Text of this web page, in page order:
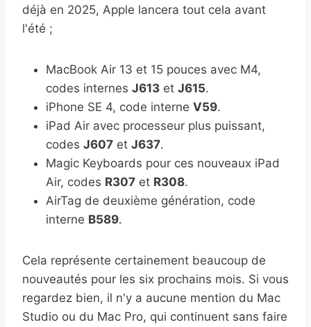
déjà en 2025, Apple lancera tout cela avant
l'été ;
MacBook Air 13 et 15 pouces avec M4,
codes internes J613 et J615.
iPhone SE 4, code interne V59.
iPad Air avec processeur plus puissant,
codes J607 et J637.
Magic Keyboards pour ces nouveaux iPad
Air, codes R307 et R308.
AirTag de deuxième génération, code
interne B589.
Cela représente certainement beaucoup de
nouveautés pour les six prochains mois. Si vous
regardez bien, il n'y a aucune mention du Mac
Studio ou du Mac Pro, qui continuent sans faire